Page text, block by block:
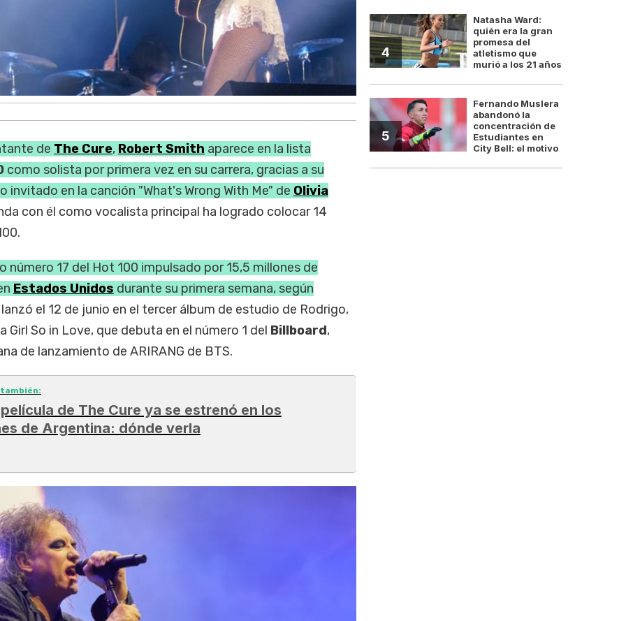
de The Cure, Robert Smith aparece en la lista
como solista por primera vez en su carrera, gracias a su
invitado en la canción "What's Wrong With Me" de Olivia
con él como vocalista principal ha logrado colocar 14
número 17 del Hot 100 impulsado por 15,5 millones de
Estados Unidos durante su primera semana, según
el 12 de junio en el tercer álbum de estudio de Rodrigo,
Girl So in Love, que debuta en el número 1 del Billboard,
de lanzamiento de ARIRANG de BTS.
de The Cure ya se estrenó en los
de Argentina: dónde verla
4
Natasha Ward:
quién era la gran
promesa del
atletismo que
murió a los 21 años
5
Fernando Muslera
abandonó la
concentración de
Estudiantes en
City Bell: el motivo